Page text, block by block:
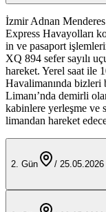
İzmir Adnan
Express Havayolları
in ve pasaport
XQ 894 sefer sayılı
hareket. Yerel saat ile
Havalimanında bizleri
Limanı’nda demirli
kabinlere yerleşme ve
limandan hareket
2 . Gün /